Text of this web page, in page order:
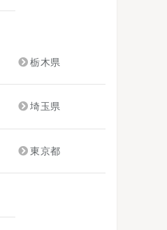
路駅」より徒歩
栃木県
埼玉県
東京都